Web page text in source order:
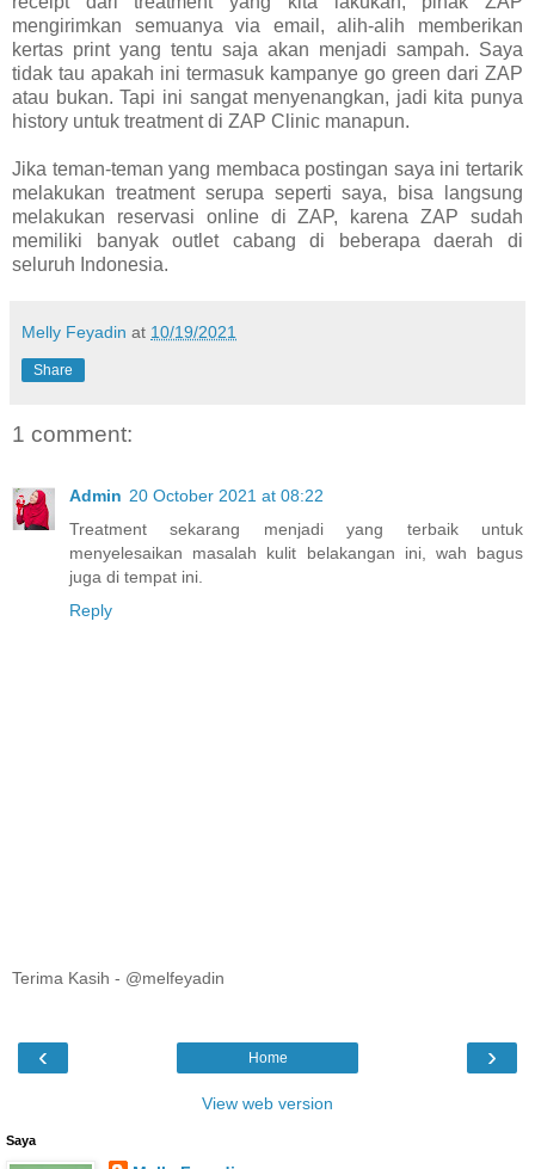
mengirimkan semuanya via email, alih-alih memberikan
kertas print yang tentu saja akan menjadi sampah. Saya
tidak tau apakah ini termasuk kampanye go green dari ZAP
atau bukan. Tapi ini sangat menyenangkan, jadi kita punya
history untuk treatment di ZAP Clinic manapun.
Jika teman-teman yang membaca postingan saya ini tertarik
melakukan treatment serupa seperti saya, bisa langsung
melakukan reservasi online di ZAP, karena ZAP sudah
memiliki banyak outlet cabang di beberapa daerah di
seluruh Indonesia.
Melly Feyadin at 10/19/2021
Share
1 comment:
Admin 20 October 2021 at 08:22
Treatment sekarang menjadi yang terbaik untuk
menyelesaikan masalah kulit belakangan ini, wah bagus
juga di tempat ini.
Reply
Terima Kasih - @melfeyadin
‹ ›
Home
View web version
Saya